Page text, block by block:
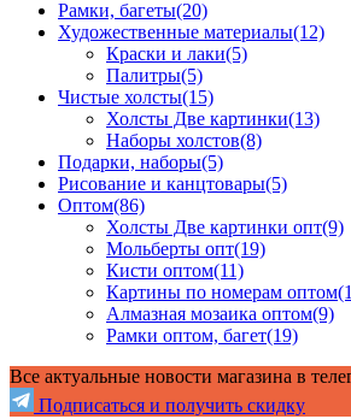
Рамки, багеты(20)
Художественные материалы(12)
Краски и лаки(5)
Палитры(5)
Чистые холсты(15)
Холсты Две картинки(13)
Наборы холстов(8)
Подарки, наборы(5)
Рисование и канцтовары(5)
Оптом(86)
Холсты Две картинки опт(9)
Мольберты опт(19)
Кисти оптом(11)
Картины по номерам оптом
Алмазная мозаика оптом(9)
Рамки оптом, багет(19)
Все актуальные новости магазина в
Подписаться и получить скидку